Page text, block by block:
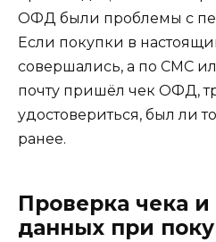
ОФД были проблемы с
Если покупки в
совершались, а по СМС
почту пришёл чек ОФД,
удостовериться, был ли
ранее.
Проверка чека
данных при